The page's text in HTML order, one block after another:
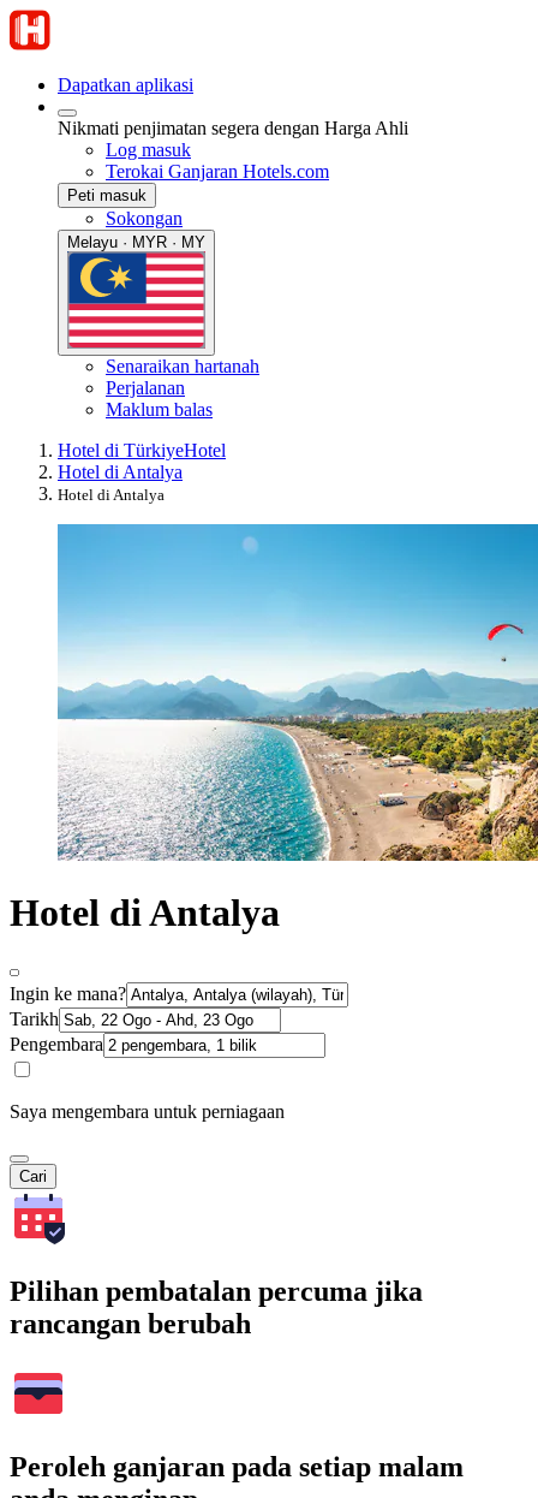
Dapatkan aplikasi
Nikmati penjimatan segera dengan Harga Ahli
Log masuk
Terokai Ganjaran Hotels.com
Peti masuk
Sokongan
Melayu · MYR · MY
Senaraikan hartanah
Perjalanan
Maklum balas
Hotel di TürkiyeHotel
Hotel di Antalya
Hotel di Antalya
Hotel di Antalya
Ingin ke mana?
Tarikh
Pengembara
Saya mengembara untuk perniagaan
Cari
Pilihan pembatalan percuma jika
rancangan berubah
Peroleh ganjaran pada setiap malam